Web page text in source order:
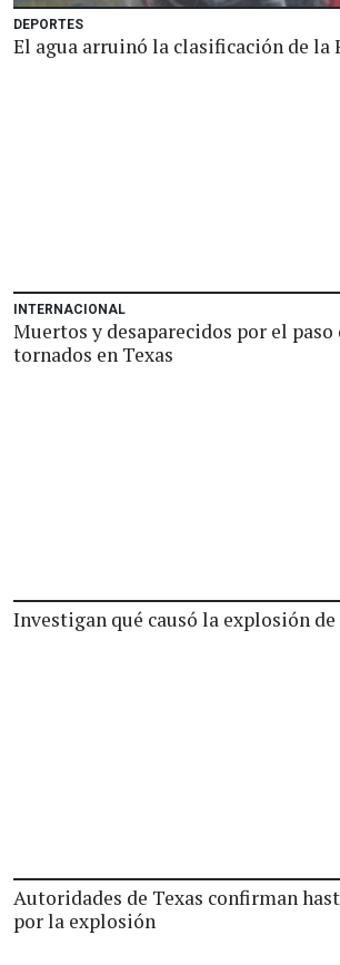
DEPORTES
El agua arruinó la clasificación de la
INTERNACIONAL
Muertos y desaparecidos por el paso
tornados en Texas
Investigan qué causó la explosión de
Autoridades de Texas confirman
por la explosión